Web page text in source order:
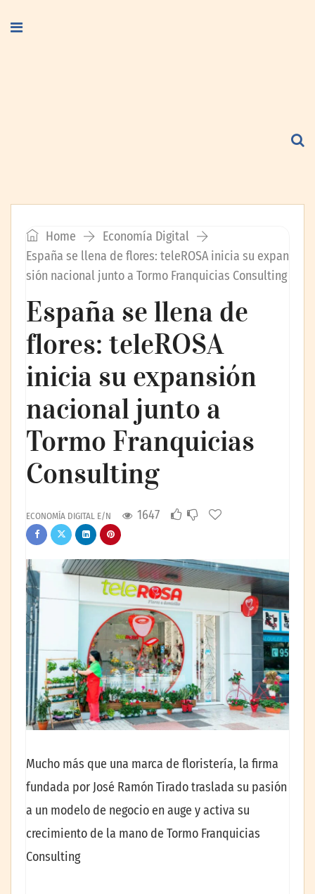
Home
Economía Digital
España se llena de flores: teleROSA inicia su expan
sión nacional junto a Tormo Franquicias Consulting
España se llena de
flores: teleROSA
inicia su expansión
nacional junto a
Tormo Franquicias
Consulting
ECONOMÍA DIGITAL E/N 1647
Mucho más que una marca de floristería, la firma
fundada por José Ramón Tirado traslada su pasión
a un modelo de negocio en auge y activa su
crecimiento de la mano de Tormo Franquicias
Consulting